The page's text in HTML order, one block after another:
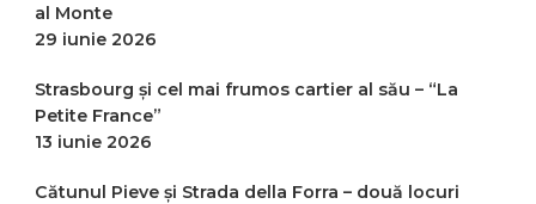
al Monte
29 iunie 2026
Strasbourg și cel mai frumos cartier al său – “La
Petite France”
13 iunie 2026
Cătunul Pieve și Strada della Forra – două locuri